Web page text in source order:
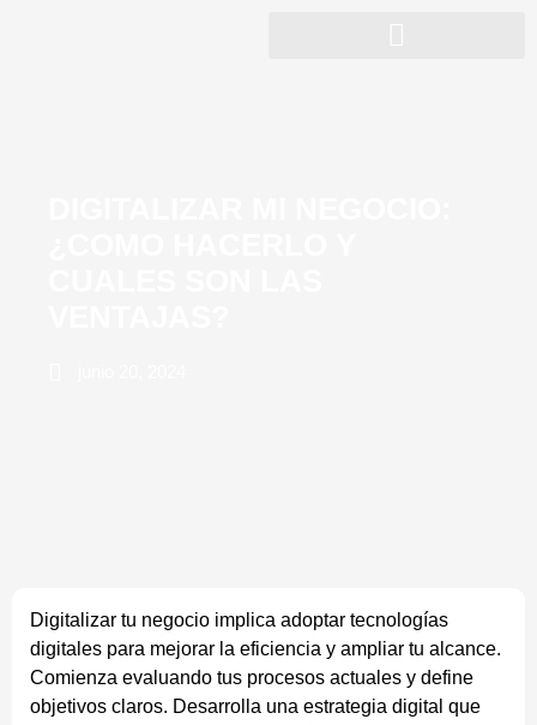
Digitalizar tu negocio implica adoptar tecnologías
digitales para mejorar la eficiencia y ampliar tu alcance.
Comienza evaluando tus procesos actuales y define
objetivos claros. Desarrolla una estrategia digital que